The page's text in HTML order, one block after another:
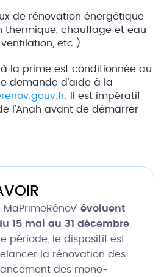
de rénovation énergétique
thermique, chauffage et eau
etc.).
à la prime est conditionnée au
demande d’aide à la
Il est impératif
l’Anah avant de démarrer
évoluent
15 mai au 31 décembre
période, le dispositif est
la rénovation des
des mono-